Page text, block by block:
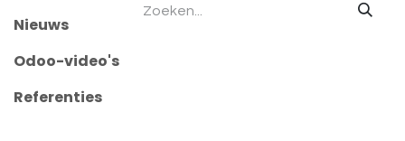
Nieuws
Odoo-video's
Referenties